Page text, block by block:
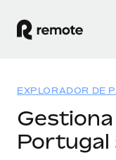
EMPLEO GLOBAL
Soluciones
EXPLORADOR DE
Gestiona
Portugal